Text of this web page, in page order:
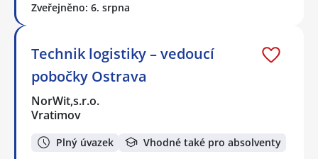
Zveřejněno: 6. srpna
Technik logistiky – vedoucí
pobočky Ostrava
NorWit,s.r.o.
Vratimov
Plný úvazek Vhodné také pro absolventy